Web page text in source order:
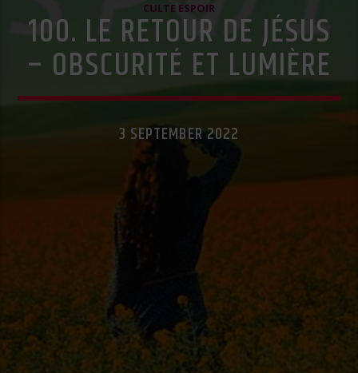
CULTE ESPOIR
100. LE RETOUR DE JÉSUS
– OBSCURITÉ ET LUMIÈRE
3 SEPTEMBER 2022